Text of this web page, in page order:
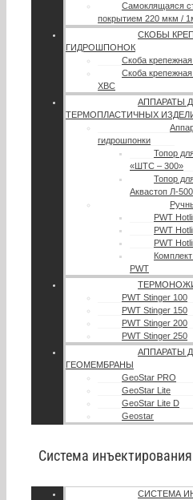
Самоклящаяся
покрытием 220 мкм /
СКОБЫ
ГИДРОШПОНОК
Скоба
Скоба
ХВС
АППАРАТЫ
ТЕРМОПЛАСТИЧНЫХ
гидрошпонки
Топор
«ШТС – 300»
Топор
Аквастоп Л-500
PWT
PWT
PWT
PWT
PWT Stinger 100
PWT Stinger 150
PWT Stinger 200
PWT Stinger 250
АППАРАТЫ
ГЕОМЕМБРАНЫ
GeoStar PRO
GeoStar Lite
GeoStar Lite D
Geostar
Система
СИСТЕМА